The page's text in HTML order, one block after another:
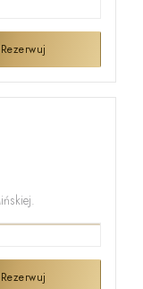
ŻELAZNA
Rezerwuj
Rezerwuj